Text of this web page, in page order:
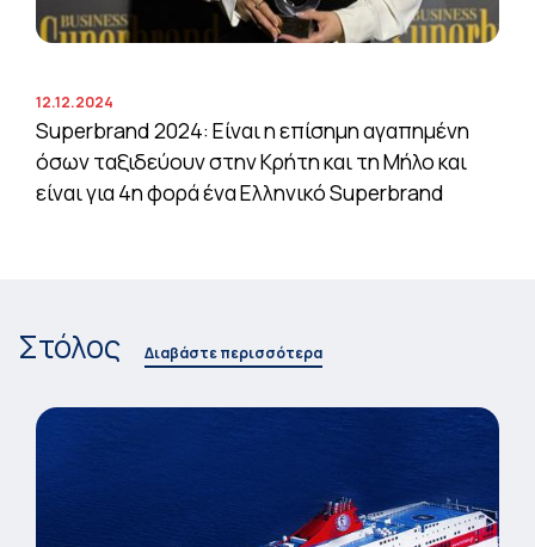
12.12.2024
Superbrand 2024: Είναι η επίσημη αγαπημένη
όσων ταξιδεύουν στην Κρήτη και τη Μήλο και
είναι για 4η φορά ένα Ελληνικό Superbrand
Στόλος Διαβάστε περισσότερα